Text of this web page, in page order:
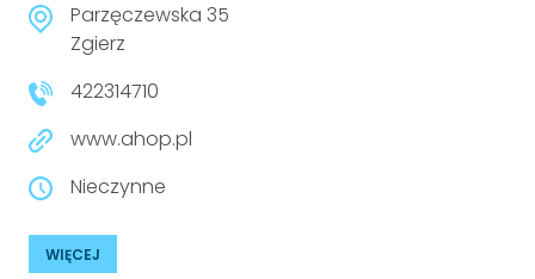
Parzęczewska 35
Zgierz
422314710
www.ahop.pl
Nieczynne
WIĘCEJ